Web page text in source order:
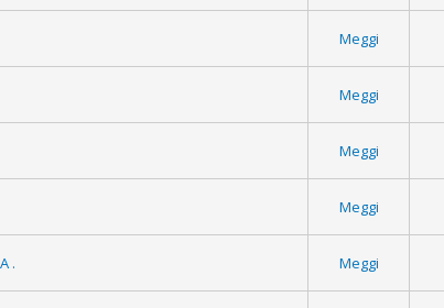
Meggi
Meggi
Meggi
Meggi
. Meggi